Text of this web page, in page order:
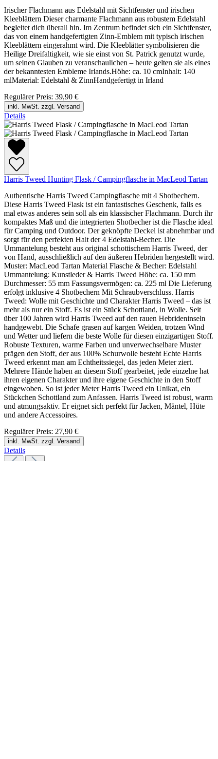
Irischer Flachmann aus Edelstahl mit Sichtfenster und irischen
Kleeblättern Dieser charmante Flachmann aus robustem Edelstahl
begleitet dich überall hin. Im Zentrum befindet sich ein Sichtfenster,
das von einem handgefertigten Zinn-Emblem mit typisch irischen
Kleeblättern eingerahmt wird. Die Kleeblätter symbolisieren die
Heilige Dreifaltigkeit, wie sie einst von St. Patrick genutzt wurde,
um seinen Glauben zu veranschaulichen – heute gelten sie als eines
der bekanntesten Embleme Irlands.Höhe: ca. 10 cmInhalt: 140
mlMaterial: Edelstahl & ZinnHandgefertigt in Irland
Regulärer Preis: 39,90 €
inkl. MwSt. zzgl. Versand
Details
Harris Tweed Hunting Flask / Campingflasche in MacLeod Tartan
Authentische Harris Tweed Campingflasche mit 4 Shotbechern.
Diese Harris Tweed Flask ist ein fantastisches Geschenk, falls es
mal etwas anderes sein soll als ein klassischer Flachmann. Durch ihr
kompaktes Maß und die integrierten Shotbecher ist die Flasche ideal
für Camping und Outdoor. Der geknöpfte Deckel ist abnehmbar und
sorgt für den perfekten Halt der 4 Edelstahl-Becher. Die
Ummantelung besteht aus original schottischem Harris Tweed, der
von Hand, ausschließlich auf den äußeren Hebriden hergestellt wird.
Muster: MacLeod Tartan Material Flasche & Becher: Edelstahl
Ummantelung: Kunstleder & Harris Tweed Höhe: ca. 150 mm
Durchmesser: 55 mm Fassungsvermögen: ca. 225 ml Die Lieferung
erfolgt inklusive 4 Shotbechern Mit Schraubverschluss. Harris
Tweed: Wolle mit Geschichte und Charakter Harris Tweed – das ist
mehr als nur ein Stoff. Es ist ein Stück Schottland, in Wolle. Seit
über 100 Jahren wird Harris Tweed auf den rauen Hebrideninseln
handgewebt. Die Schafe grasen auf kargen Weiden, trotzen Wind
und Wetter und liefern die beste Wolle für diesen einzigartigen Stoff.
Robuste Texturen, warme Farben und unverwechselbare Muster
prägen den Stoff, der aus 100% Schurwolle besteht Echte Harris
Tweed erkennt man am Echtheitssiegel, das jeden Meter ziert.
Mehrere Hände haben an diesem Stoff gearbeitet, jede einzelne hat
ihren eigenen Charakter und ihre eigene Geschichte in den Stoff
eingewoben. So ist jeder Meter Harris Tweed ein Unikat, ein
Stückchen Schottland zum Anfassen. Harris Tweed ist robust, warm
und atmungsaktiv. Er eignet sich perfekt für Jacken, Mäntel, Hüte
und andere Accessoires.
Regulärer Preis: 27,90 €
inkl. MwSt. zzgl. Versand
Details